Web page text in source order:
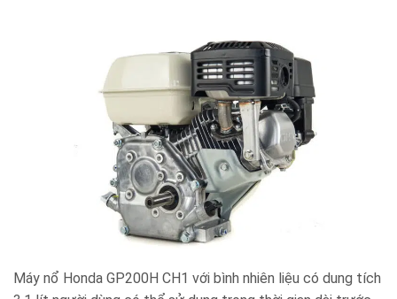
Máy nổ Honda GP200H CH1 với bình nhiên liệu có dung tích